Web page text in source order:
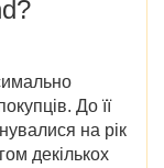
До її
на рік
декількох